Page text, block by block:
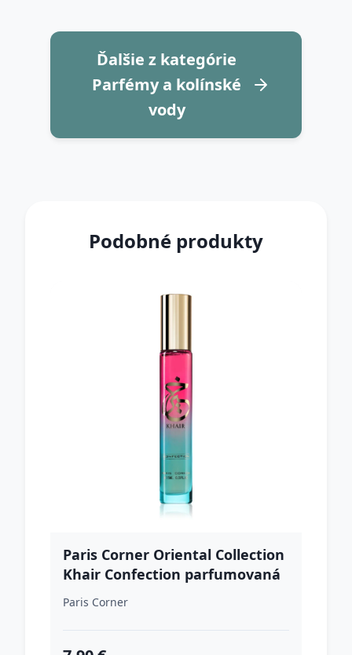
Ďalšie z kategórie
Parfémy a kolínské
vody
Podobné produkty
Paris Corner Oriental Collection
Khair Confection parfumovaná
voda unisex 15 ml
Paris Corner